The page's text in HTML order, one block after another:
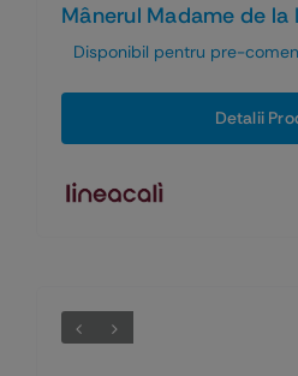
Mânerul Madame de la
Disponibil pentru pre-
Detalii